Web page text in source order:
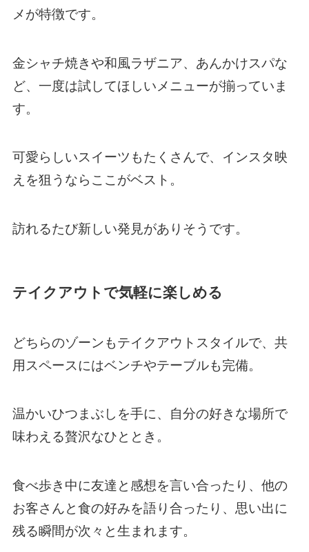
メが特徴です。
金シャチ焼きや和風ラザニア、あんかけスパな
ど、一度は試してほしいメニューが揃っていま
す。
可愛らしいスイーツもたくさんで、インスタ映
えを狙うならここがベスト。
訪れるたび新しい発見がありそうです。
テイクアウトで気軽に楽しめる
どちらのゾーンもテイクアウトスタイルで、共
用スペースにはベンチやテーブルも完備。
温かいひつまぶしを手に、自分の好きな場所で
味わえる贅沢なひととき。
食べ歩き中に友達と感想を言い合ったり、他の
お客さんと食の好みを語り合ったり、思い出に
残る瞬間が次々と生まれます。